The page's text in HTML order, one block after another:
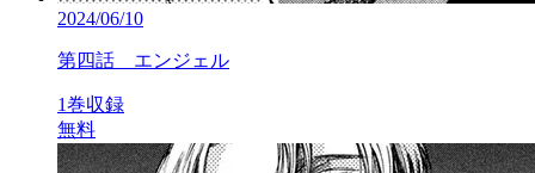
2024/06/10
第四話 エンジェル
1巻収録
無料